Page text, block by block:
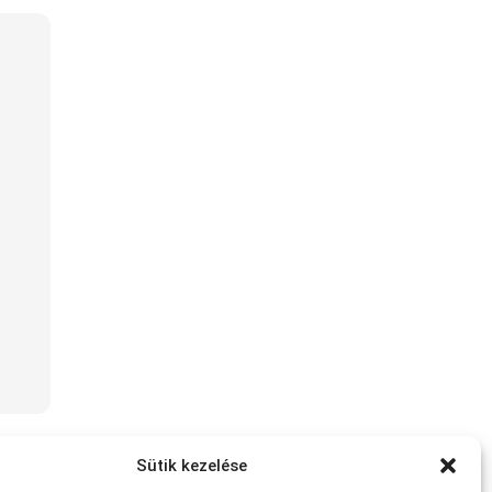
Sütik kezelése